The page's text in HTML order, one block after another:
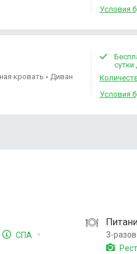
Условия
кровать • Диван
сутки
Условия
СПА
3-